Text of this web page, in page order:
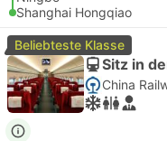
Shanghai Hongqiao
Beliebteste Klasse
Sitz in
China